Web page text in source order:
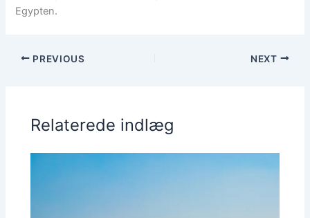
Egypten.
PREVIOUS NEXT
Relaterede indlæg